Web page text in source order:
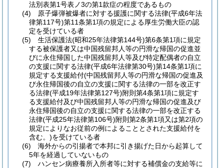
法別表第1号表ノ3の第1款症の程度であるもの
(4)
原子爆弾被爆者に対する援護に関する法律(平成6年法
律第117号)第11条第1項の規定による厚生労働大臣の認
定を受けている者
(5)
生活保護法(昭和25年法律第144号)第6条第1項に規定
する被保護者又は中国残留邦人等の円滑な帰国の促進並
びに永住帰国した中国残留邦人等及び特定配偶者の自立
の支援に関する法律(平成6年法律第30号)第14条第1項に
規定する支援給付(中国残留邦人等の円滑な帰国の促進及
び永住帰国後の自立の支援に関する法律の一部を改正す
る法律(平成19年法律第127号)附則第4条第1項に規定す
る支援給付及び中国残留邦人等の円滑な帰国の促進及び
永住帰国後の自立の支援に関する法律の一部を改正する
法律(平成25年法律第106号)附則第2条第1項又は第2項の
規定によりなお従前の例によることとされた支援給付を
含む。)を受けている者
(6)
海外からの引揚者で本邦に引き揚げた日から起算して
5年を経過していないもの
(7)
ハンセン病療養所入所者等に対する補償金の支給等に